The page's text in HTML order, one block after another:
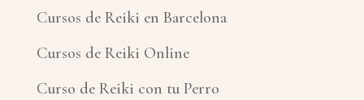
Cursos de Reiki en Barcelona
Cursos de Reiki Online
Curso de Reiki con tu Perro